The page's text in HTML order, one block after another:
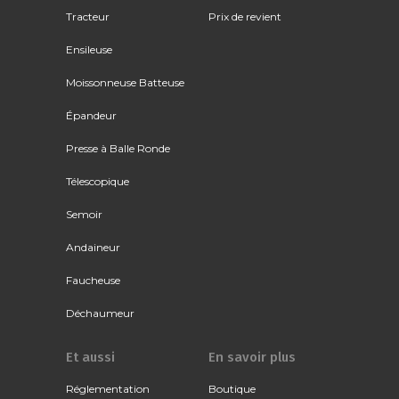
Tracteur
Ensileuse
Moissonneuse Batteuse
Épandeur
Presse à Balle Ronde
Télescopique
Semoir
Andaineur
Faucheuse
Déchaumeur
Prix de revient
Et aussi
Réglementation
En savoir plus
Boutique